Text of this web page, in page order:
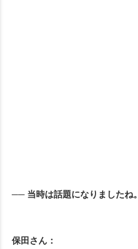
── 当時は話題になりましたね。
保田さん：